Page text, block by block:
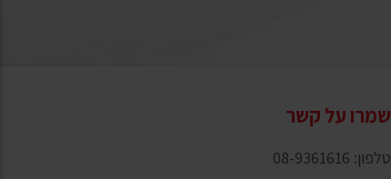
שמרו על קשר
טלפון: 08-9361616